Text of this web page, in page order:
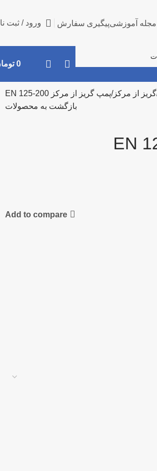
مجله آموزشیپیگیری سفارش ورود / ثبت
0
گریز از مرکز پمپ گریز از مرکز EN 125-200
بازگشت به محصولات
Add to compare